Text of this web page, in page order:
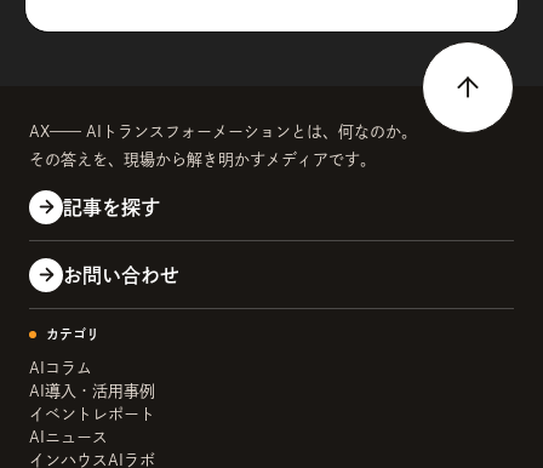
AX—— AIトランスフォーメーションとは、何なのか。
その答えを、現場から解き明かすメディアです。
記事を探す
お問い合わせ
カテゴリ
AIコラム
AI導入・活用事例
イベントレポート
AIニュース
インハウスAIラボ